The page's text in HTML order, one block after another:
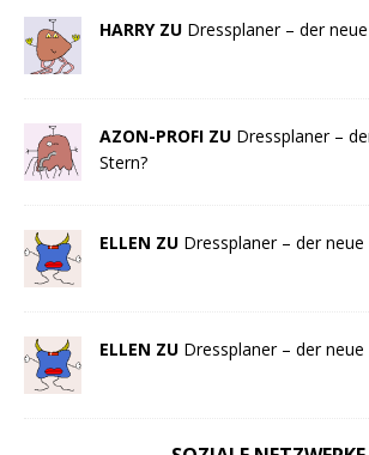
HARRY ZU Dressplaner – der
AZON-PROFI ZU Dressplaner –
Stern?
ELLEN ZU Dressplaner – der
ELLEN ZU Dressplaner – der